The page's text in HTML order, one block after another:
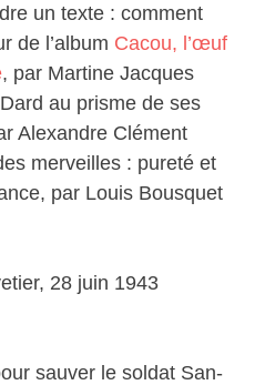
un texte : comment
de l’album Cacou, l’œuf
, par Martine Jacques
au prisme de ses
Alexandre Clément
merveilles : pureté et
par Louis Bousquet
28 juin 1943
sauver le soldat San-